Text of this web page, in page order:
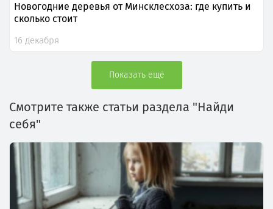
Новогодние деревья от Минсклесхоза: где купить и
сколько стоит
16 декабря
Показать ещё
Смотрите также статьи раздела "Найди
себя"